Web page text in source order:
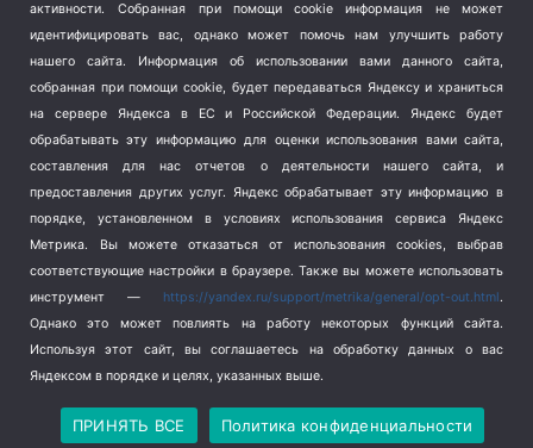
Флот (76)
Школа и спорт (2)
Экология (8)
Экономика (1172)
Copyright © 2026
Политика конфиденциальности
активности.
Собранная при помощи cookie информация не может
идентифицировать вас, однако может помочь нам улучшить работу
нашего сайта. Информация об использовании вами данного сайта,
собранная при помощи cookie, будет передаваться Яндексу и храниться
на сервере Яндекса в ЕС и Российской Федерации. Яндекс будет
обрабатывать эту информацию для оценки использования вами сайта,
составления для нас отчетов о деятельности нашего сайта, и
предоставления других услуг. Яндекс обрабатывает эту информацию в
порядке, установленном в условиях использования сервиса Яндекс
Метрика.
Вы можете отказаться от использования cookies, выбрав
соответствующие настройки в браузере. Также вы можете использовать
инструмент — https://yandex.ru/support/metrika/general/opt-out.html.
Однако это может повлиять на работу некоторых функций сайта.
Используя этот сайт, вы соглашаетесь на обработку данных о вас
Яндексом в порядке и целях, указанных выше.
ПРИНЯТЬ ВСЕ Политика конфиденциальности